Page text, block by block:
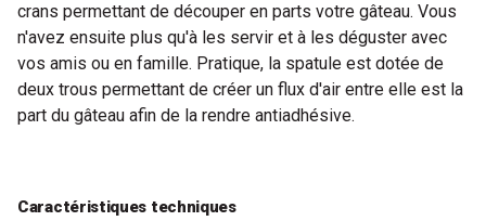
crans permettant de découper en parts votre gâteau. Vous
n'avez ensuite plus qu'à les servir et à les déguster avec
vos amis ou en famille. Pratique, la spatule est dotée de
deux trous permettant de créer un flux d'air entre elle est la
part du gâteau afin de la rendre antiadhésive.
Caractéristiques techniques